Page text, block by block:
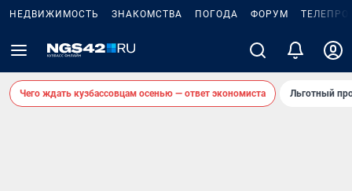
НЕДВИЖИМОСТЬ ЗНАКОМСТВА ПОГОДА ФОРУМ
Чего ждать кузбассовцам осенью — ответ экономиста Льготный